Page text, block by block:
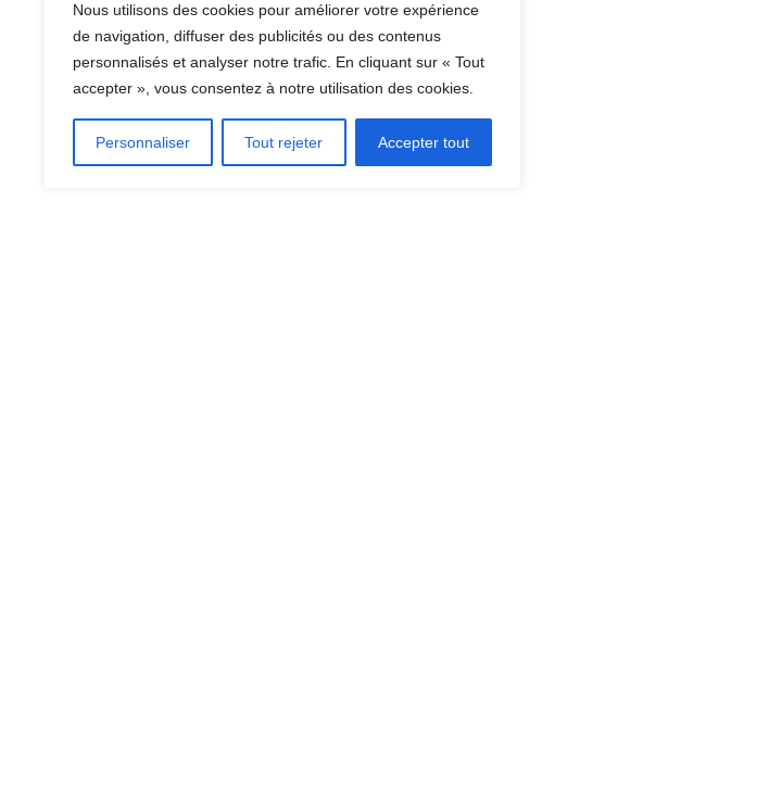
Nous utilisons des cookies pour améliorer votre expérience
de navigation, diffuser des publicités ou des contenus
personnalisés et analyser notre trafic. En cliquant sur « Tout
accepter », vous consentez à notre utilisation des cookies.
Personnaliser Tout rejeter Accepter tout